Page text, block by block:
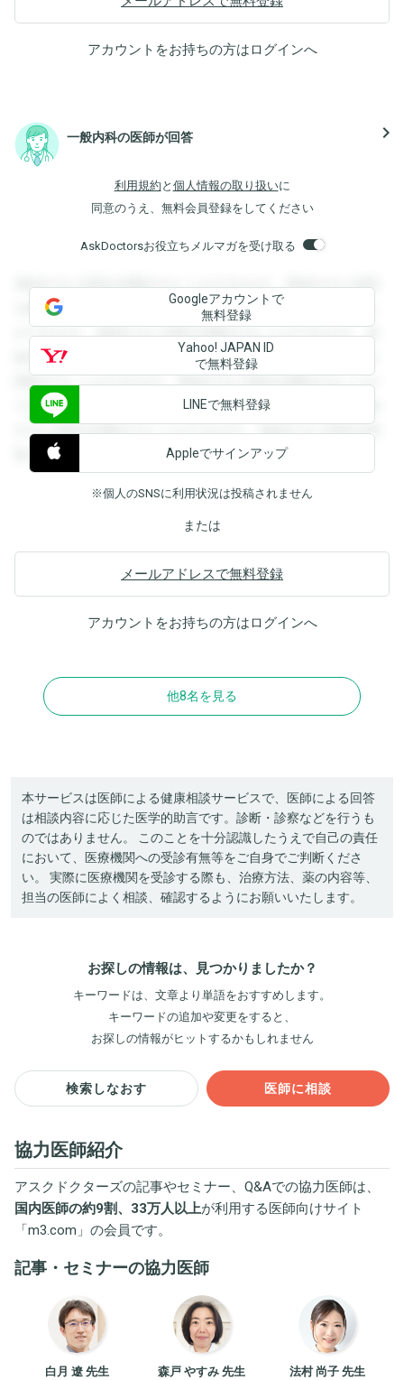
アカウントをお持ちの方はログインへ
一般内科の医師が回答 navigate_next
利用規約 と 個人情報の取り扱いに
同意のうえ、無料会員登録をしてください
AskDoctorsお役立ちメルマガを受け取る
登録すると回答を閲覧することができます。登録すると回答
を閲覧することができます。登録すると回答を閲覧すること
ができます。登録すると回答を閲覧することができます。登
録すると回答を閲覧することができます。登録すると回答を
閲覧することができます。登録すると回答を閲覧することが
できます。登録すると回答を閲覧することができます。登録
すると回答を閲覧することができます。登録すると回答を閲
覧することができます。
Googleアカウントで
無料登録
Yahoo! JAPAN ID
で無料登録
LINEで無料登録
Appleでサインアップ
※個人のSNSに利用状況は投稿されません
または
メールアドレスで無料登録
アカウントをお持ちの方はログインへ
他8名を見る
本サービスは医師による健康相談サービスで、医師による回答
は相談内容に応じた医学的助言です。診断・診察などを行うも
のではありません。 このことを十分認識したうえで自己の責任
において、医療機関への受診有無等をご自身でご判断くださ
い。 実際に医療機関を受診する際も、治療方法、薬の内容等、
担当の医師によく相談、確認するようにお願いいたします。
お探しの情報は、見つかりましたか？
キーワードは、文章より単語をおすすめします。
キーワードの追加や変更をすると、
お探しの情報がヒットするかもしれません
検索しなおす 医師に相談
協力医師紹介
アスクドクターズの記事やセミナー、Q&Aでの協力医師は、
国内医師の約9割、33万人以上が利用する医師向けサイト
「m3.com 」の会員です。
記事・セミナーの協力医師
白月 遼 先生 森戸 やすみ 先生 法村 尚子 先生